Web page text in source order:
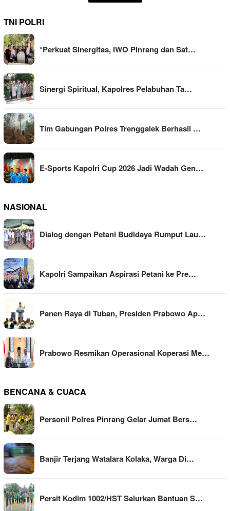
TNI POLRI
*Perkuat Sinergitas, IWO Pinrang dan Sat…
Sinergi Spiritual, Kapolres Pelabuhan Ta…
Tim Gabungan Polres Trenggalek Berhasil …
E-Sports Kapolri Cup 2026 Jadi Wadah Gen…
NASIONAL
Dialog dengan Petani Budidaya Rumput Lau…
Kapolri Sampaikan Aspirasi Petani ke Pre…
Panen Raya di Tuban, Presiden Prabowo Ap…
Prabowo Resmikan Operasional Koperasi Me…
BENCANA & CUACA
Personil Polres Pinrang Gelar Jumat Bers…
Banjir Terjang Watalara Kolaka, Warga Di…
Persit Kodim 1002/HST Salurkan Bantuan S…